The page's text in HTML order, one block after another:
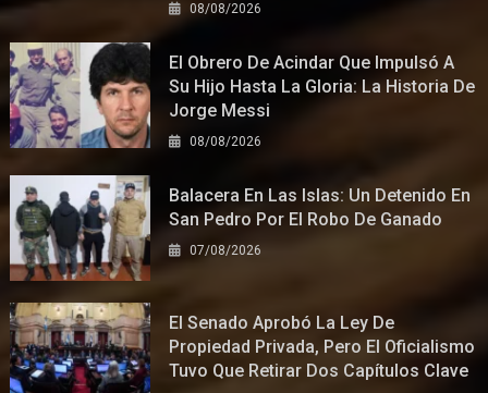
08/08/2026
El Obrero De Acindar Que Impulsó A
Su Hijo Hasta La Gloria: La Historia De
Jorge Messi
08/08/2026
Balacera En Las Islas: Un Detenido En
San Pedro Por El Robo De Ganado
07/08/2026
El Senado Aprobó La Ley De
Propiedad Privada, Pero El Oficialismo
Tuvo Que Retirar Dos Capítulos Clave